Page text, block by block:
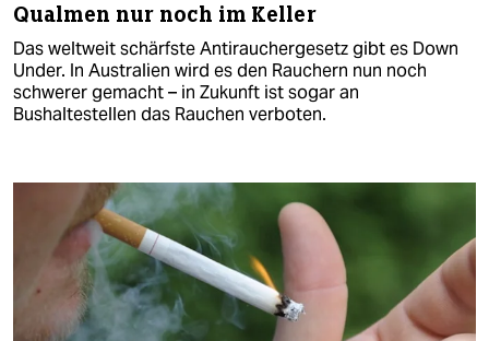
Qualmen nur noch im Keller
Das weltweit schärfste Antirauchergesetz gibt es Down
Under. In Australien wird es den Rauchern nun noch
schwerer gemacht – in Zukunft ist sogar an
Bushaltestellen das Rauchen verboten.